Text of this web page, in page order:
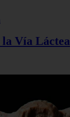
la Vía Láctea